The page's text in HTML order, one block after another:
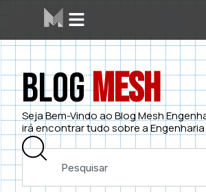
BlogMesh
Seja Bem-Vindo ao Blog Mesh
irá encontrar tudo sobre a Engenharia